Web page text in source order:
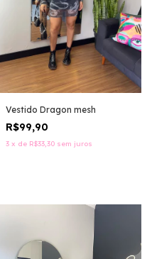
Vestido Dragon mesh
R$99,90
3 x de R$33,30 sem juros